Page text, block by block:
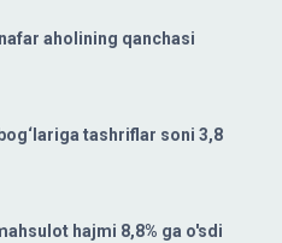
aholining qanchasi
tashriflar soni 3,8
hajmi 8,8% ga o'sdi